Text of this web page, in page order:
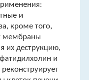
и
кроме того,
мембраны
их деструкцию,
и